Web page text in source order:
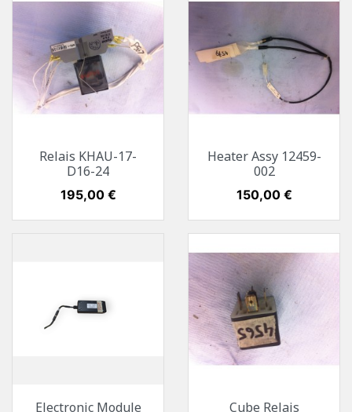
Relais KHAU-17-
D16-24
Preis
195,00 €
Heater Assy 12459-
002
Preis
150,00 €
Electronic Module
Cube Relais